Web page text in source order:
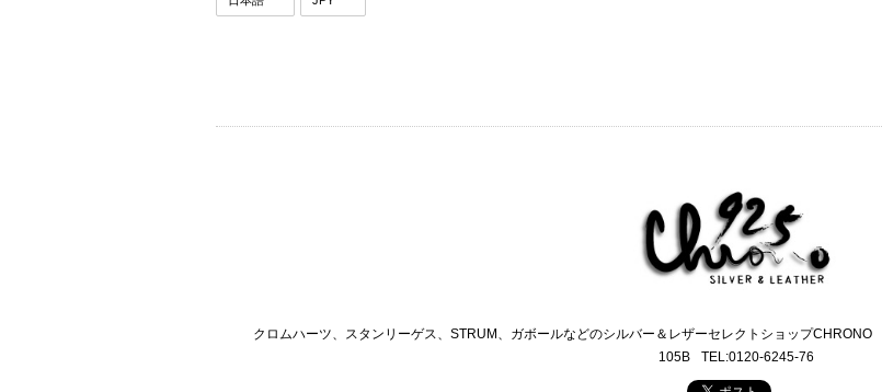
クロムハーツ、スタンリーゲス、STRUM、ガボールなどのシルバー＆レザーセレクトショップCHRONO
105B
TEL:0120-6245-76